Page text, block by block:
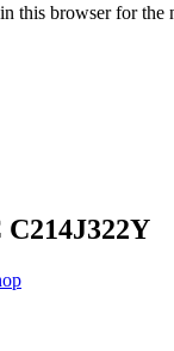
this browser for the